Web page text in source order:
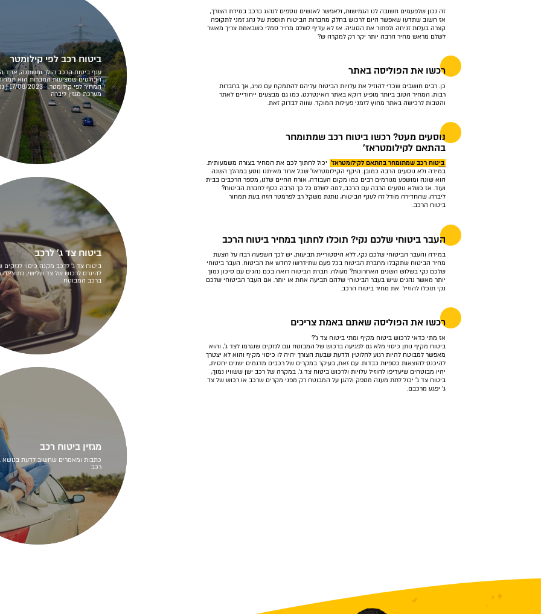
זה נכון שלפעמים חשובה לנו הגמישות, ולאפשר לאנשים נוספים לנהוג ברכב במידת הצורך,
אז חשוב שתדעו שאפשר היום לרכוש בחלק מחברות הביטוח תוספת של נהג זמני לתקופה
קצרה בעלות זניחה ולפתור את הסוגיה. אז לא עדיף לשלם מחיר סמלי כשבאמת צריך מאשר
לשלם מראש מחיר הרבה יותר יקר רק למקרה ש?
רכשו את הפוליסה באתר
כן. רבים חושבים שכדי להוזיל את עלויות הביטוח עליהם להתמקח עם נציג, אך בחברות
רבות, המחיר הטוב ביותר מופיע דוקא באתר האינטרנט, כמו גם מבצעים ייחודיים לאתר
והטבות לרכישה באתר מחוץ לזמני פעילות המוקד. שווה לבדוק זאת.
נוסעים מעט? רכשו ביטוח רכב שמתומחר
בהתאם לקילומטראז'
ביטוח רכב שמתומחר בהתאם לקילומטראז' יכול לחתוך לכם את המחיר בצורה משמעותית.
במידה ולא נוסעים הרבה כמובן. היקף הקילומטראז' שכל אחד מאיתנו נוסע במהלך השנה
הוא שונה ומושפע מגורמים רבים כמו מקום העבודה, אורח החיים שלנו, מספר הרכבים בבית
ועוד. אז כשלא נוסעים הרבה עם הרכב, למה לשלם כל כך הרבה כסף לחברת הביטוח?
ליברה, שהחדירה מודל זה לענף הביטוח, נותנת משקל רב לפרמטר הזה בעת תמחור
ביטוח הרכב.
העבר ביטוחי שלכם נקי? תוכלו לחתוך במחיר ביטוח הרכב
במידה והעבר הביטוחי שלכם נקי, ללא היסטוריית תביעות, יש לכך השפעה רבה על הצעת
מחיר הביטוח שתקבלו מחברת הביטוח בכל פעם שתידרשו לחדש את הביטוח. העבר ביטוחי
שלכם נקי בשלוש השנים האחרונות? מעולה. חברת הביטוח רואה בכם נהגים עם סיכון נמוך
יותר מאשר נהגים שיש בעבר הביטוחי שלהם תביעה אחת או יותר. אם העבר הביטוחי שלכם
נקי תוכלו להוזיל את מחיר ביטוח הרכב.
רכשו את הפוליסה שאתם באמת צריכים
אז מתי כדאי לרכוש ביטוח מקיף ומתי ביטוח צד ג'?
ביטוח מקיף נותן כיסוי מלא גם לפגיעה ברכוש של המבוטח וגם לנזקים שנגרמו לצד ג', והוא
מאפשר למבוטח להיות רגוע לחלוטין ולדעת שבעת הצורך יהיה לו כיסוי מקיף והוא לא יצטרך
להיכנס להוצאות כספיות כבדות. עם זאת, בעיקר במקרים של רכבים מדגמים ישנים יחסית,
יהיו מבוטחים שיעדיפו להוזיל עלויות ולרכוש ביטוח צד ג'. במקרה של רכב ישן ששוויו נמוך,
ביטוח צד ג' יכול לתת מענה מספק ולהגן על המבוטח רק מפני מקרים שרכב או רכוש של צד
ג' יפגע מרכבם.
ביטוח רכב לפי קילומטר
ענף ביטוח הרכב הולך ומשתנה, אחד
הבולטים שמציעות החברות הוא
המחיר לפי
מערכת מגזין ליברה
ביטוח צד ג' לרכב
ביטוח צד ג' לרכב מקנה כיסוי לנזקים
להיגרם לרכוש של צד שלישי,
ברכב המבוטח.
מגזין ביטוח רכב
כתבות ומאמרים שחשוב לדעת בנושא
רכב